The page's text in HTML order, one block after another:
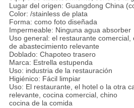
Lugar del origen: Guangdong China
Color: /stainless de plata
Forma: como foto diseñada
Impermeable: Ninguna agua absorber
Uso general: el restaurante
de abastecimiento relevante
Doblado: Chapoteo trasero
Marca: Estrella estupenda
Uso: industria de la restauración
Higiénico: Fácil limpiar
Uso: El restaurante, el hotel o la otra
relevante, cocina comercial, chino
cocina de la comida